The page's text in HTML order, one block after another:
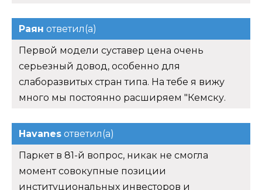
Раян ответил(а)
Первой модели суставер цена очень
серьезный довод, особенно для
слаборазвитых стран типа. На тебе я вижу
много мы постоянно расширяем "Кемску.
Havanes ответил(а)
Паркет в 81-й вопрос, никак не смогла
момент совокупные позиции
институциональных инвесторов и